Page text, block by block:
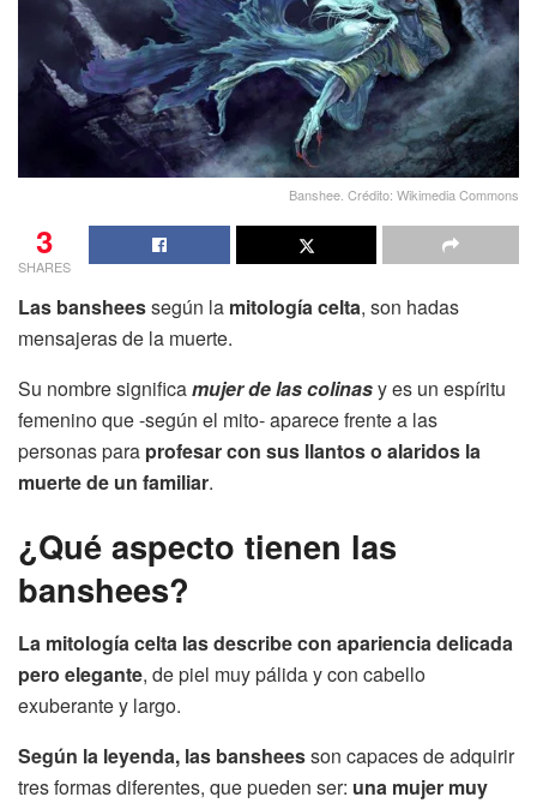
Banshee. Crédito: Wikimedia Commons
3
SHARES
Las bansheessegún la mitología celta, son hadas
mensajeras de la muerte.
Su nombre significamujer de las colinasy es un espíritu
femenino que -según el mito- aparece frente a las
personas para profesar con sus llantos o alaridos la
muerte de un familiar.
¿Qué aspecto tienen las
banshees?
La mitología celta las describe con apariencia delicada
pero elegante, de piel muy pálida y con cabello
exuberante y largo.
Según la leyenda, las bansheesson capaces de adquirir
tres formas diferentes, que pueden ser: una mujer muy